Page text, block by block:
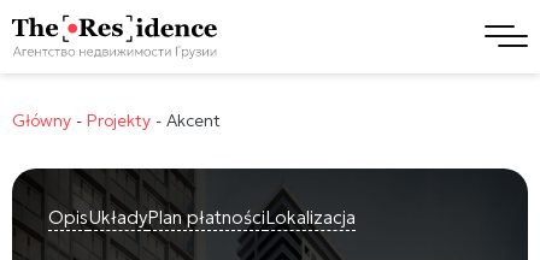
Główny - Projekty - Akcent
OpisUkładyPlan płatnościLokalizacja